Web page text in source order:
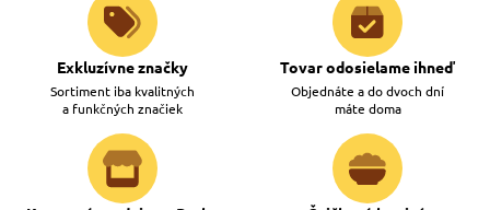
Exkluzívne značky
Sortiment iba kvalitných
a funkčných značiek
Tovar odosielame ihneď
Objednáte a do dvoch dní
máte doma